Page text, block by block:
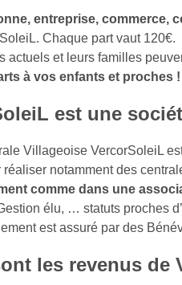
entreprise, commerce,
Chaque part vaut 120€.
actuels et leurs familles
à vos enfants et proches !
est une
Villageoise VercorSoleiL
réaliser notamment des
comme dans une
élu, … statuts proches
est assuré par des
les revenus de